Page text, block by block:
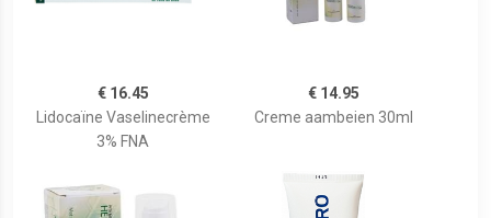
€ 16.45
Lidocaïne Vaselinecrème
3% FNA
€ 14.95
Creme aambeien 30ml